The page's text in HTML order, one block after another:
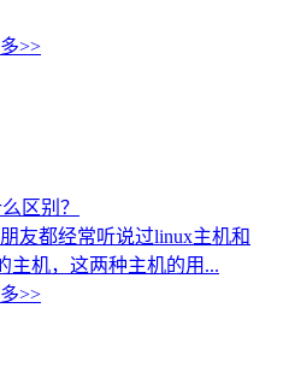
>>
区别？
友都经常听说过linux主机和
主机，这两种主机的用...
>>